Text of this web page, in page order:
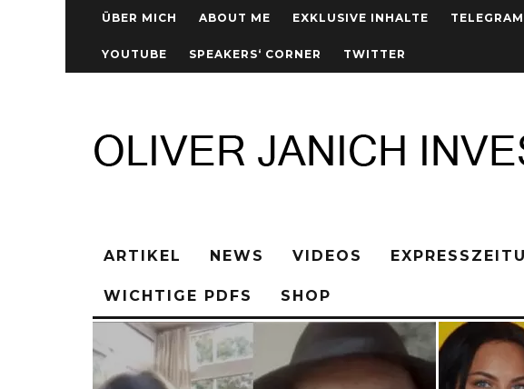
ÜBER MICH ABOUT ME EXKLUSIVE INHALTE TELEGRAM
YOUTUBE SPEAKERS‘ CORNER TWITTER
ARTIKEL NEWS VIDEOS
WICHTIGE PDFS SHOP